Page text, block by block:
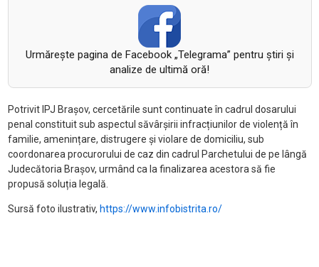
Urmăreşte pagina de Facebook „Telegrama” pentru ştiri şi
analize de ultimă oră!
Potrivit IPJ Brașov, cercetările sunt continuate în cadrul dosarului
penal constituit sub aspectul săvârșirii infracțiunilor de violență în
familie, amenințare, distrugere și violare de domiciliu, sub
coordonarea procurorului de caz din cadrul Parchetului de pe lângă
Judecătoria Brașov, urmând ca la finalizarea acestora să fie
propusă soluția legală.
Sursă foto ilustrativ, https://www.infobistrita.ro/